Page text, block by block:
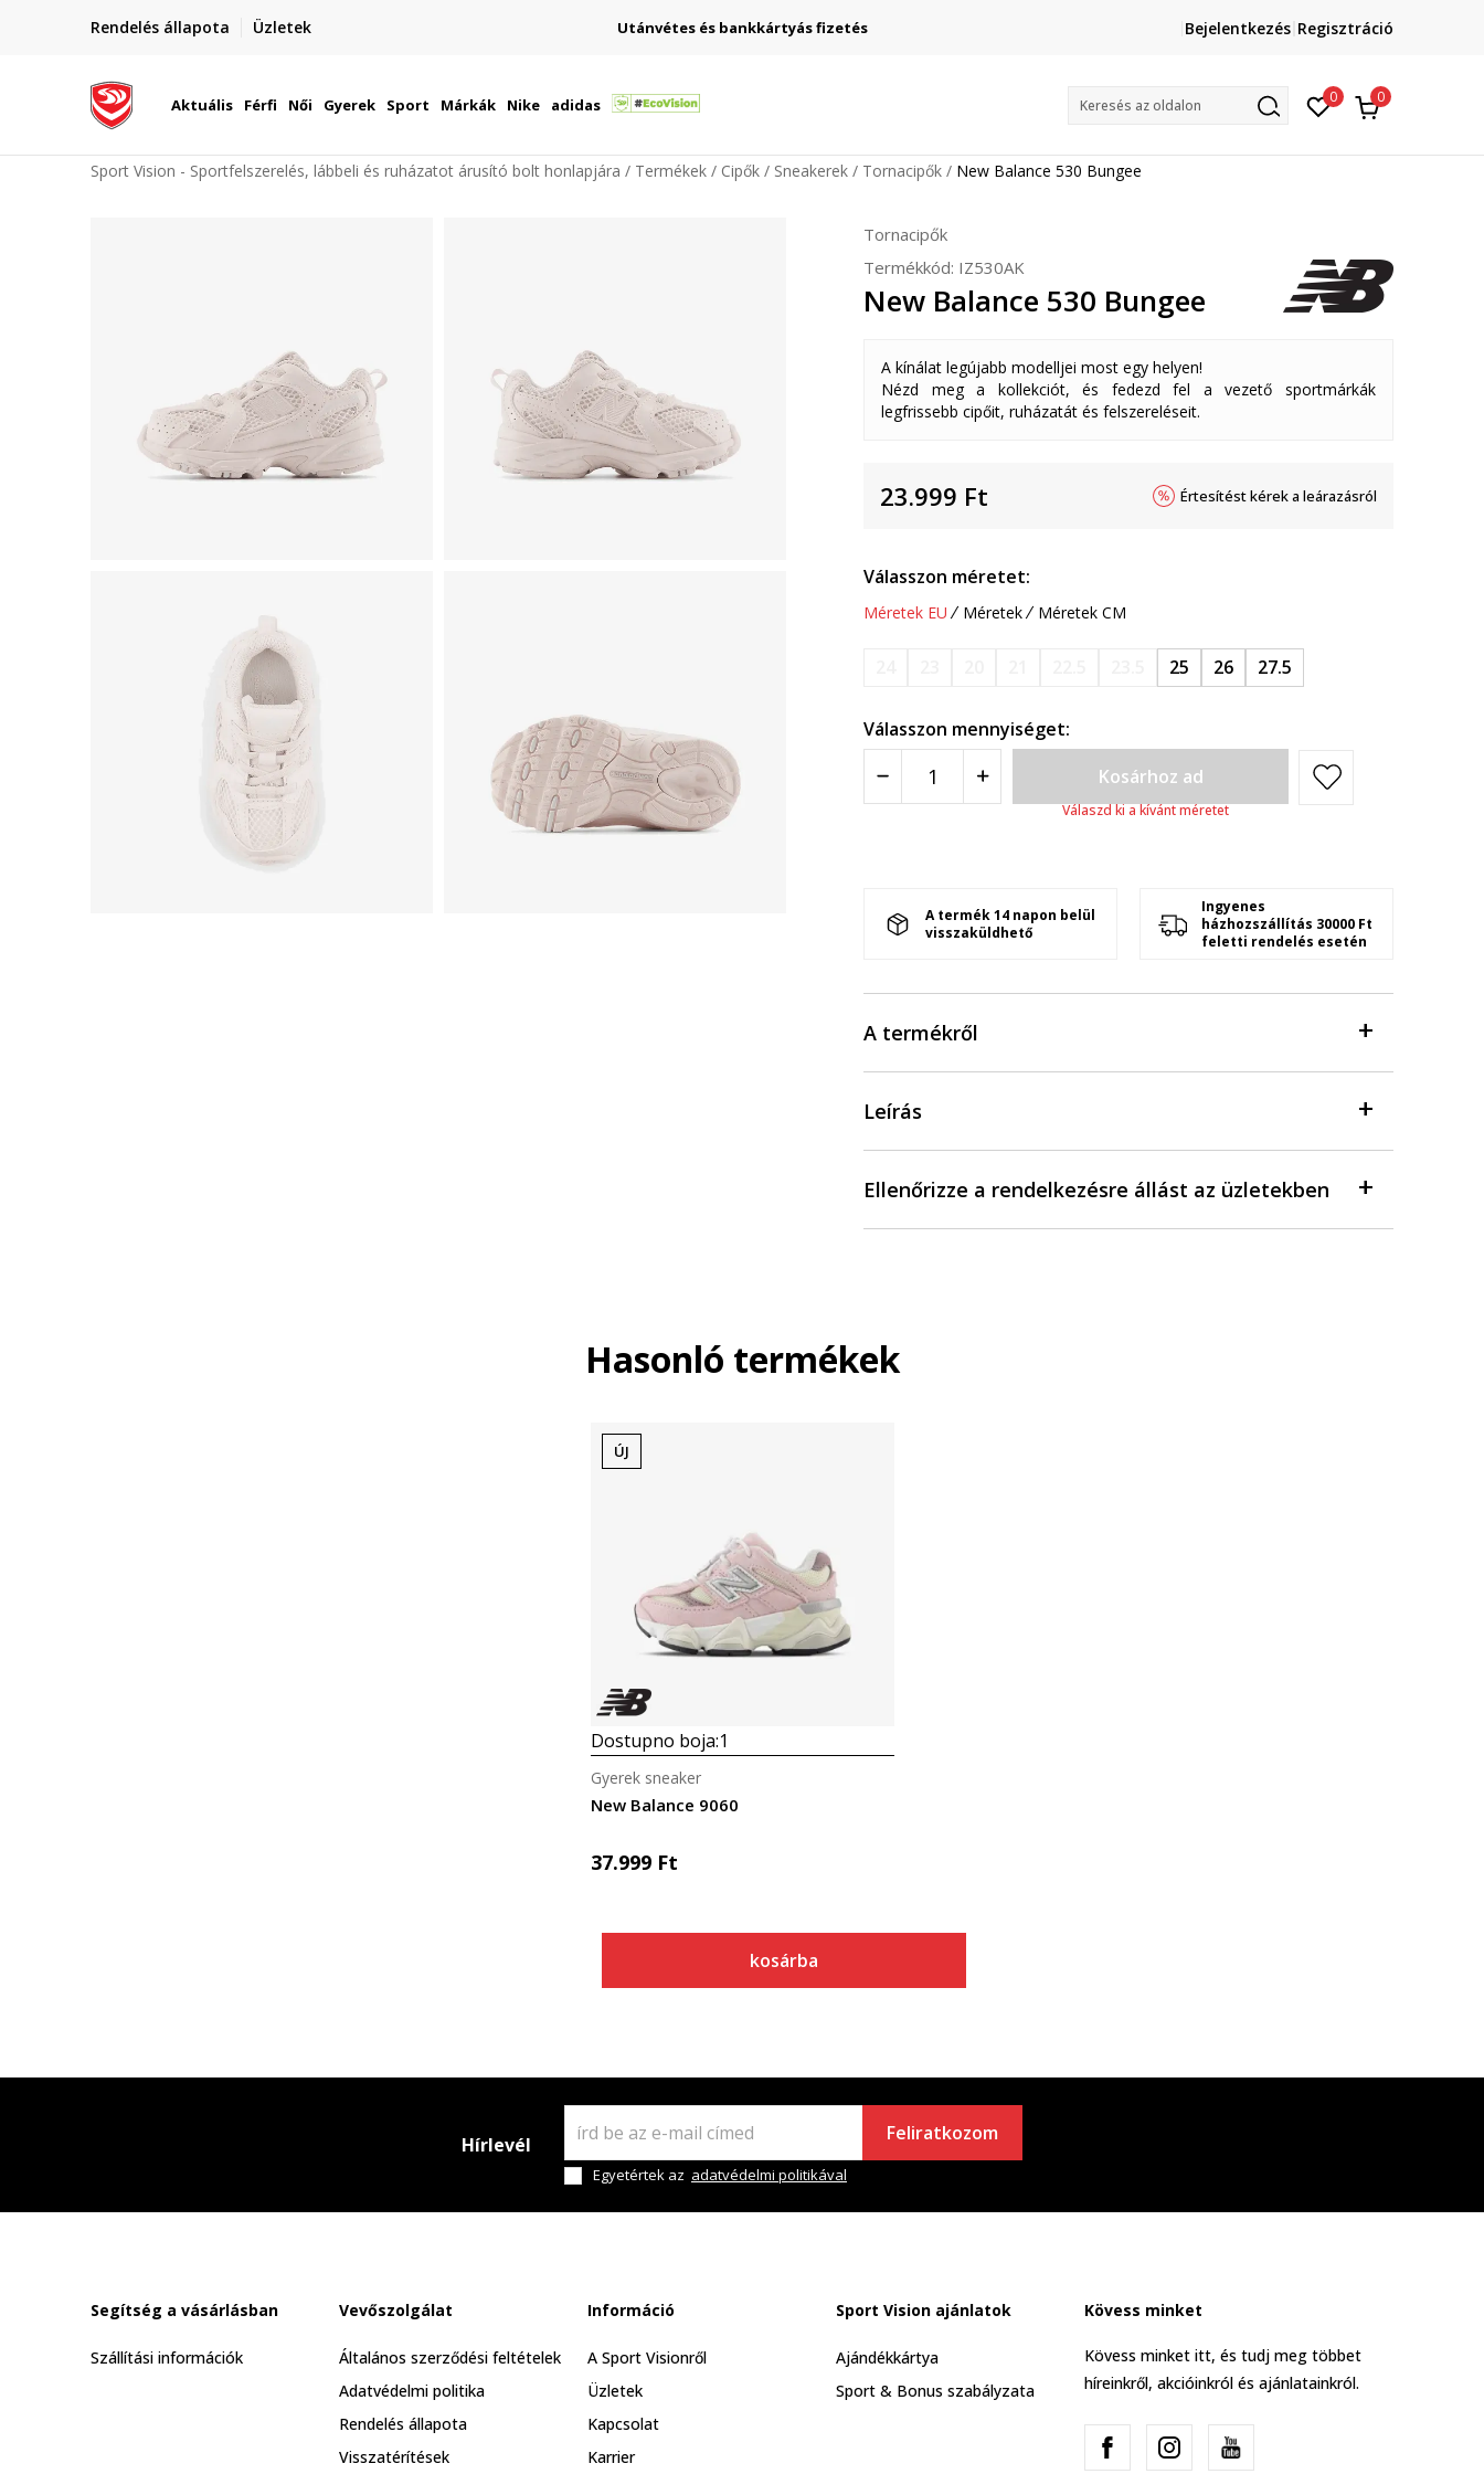
Rendelés állapota Üzletek
Szállítás Magyarország területén Utánvétes és bankkártyás fizetés
Lépj velünk kapcsolatba
online@sport-vision.huBejelentkezés Regisztráció
Aktuális Férfi Női Gyerek Sport Márkák Nike adidas Keresés az oldalon 0 0
Sport Vision - Sportfelszerelés, lábbeli és ruházatot árusító bolt honlapjára Termékek Cipők Sneakerek Tornacipők New Balance 530 Bungee
Tornacipők
Termékkód: IZ530AK
New Balance 530 Bungee
A kínálat legújabb modelljei most egy helyen!
Nézd meg a kollekciót, és fedezd fel a vezető sportmárkák
legfrissebb cipőit, ruházatát és felszereléseit.
23.999 Ft Értesítést kérek a leárazásról
Válasszon méretet:
Méretek EU Méretek Méretek CM
25 26 27.5
Válasszon mennyiséget:
Kosárhoz ad
Válaszd ki a kívánt méretet
A termék 14 napon belül
visszaküldhető
Ingyenes
házhozszállítás 30000 Ft
feletti rendelés esetén
A termékről
Leírás
Ellenőrizze a rendelkezésre állást az üzletekben
Hasonló termékek
ÚJ
Dostupno boja:1
New Balance 9060
Gyerek sneaker
37.999 Ft
kosárba
Hírlevél Feliratkozom
Egyetértek az adatvédelmi politikával
Segítség a vásárlásban
Szállítási információk
Vevőszolgálat
Általános szerződési feltételek
Adatvédelmi politika
Rendelés állapota
Visszatérítések
Információ
A Sport Visionről
Üzletek
Kapcsolat
Karrier
Sport Vision ajánlatok
Ajándékkártya
Sport & Bonus szabályzata
Kövess minket
Kövess minket itt, és tudj meg többet
híreinkről, akcióinkról és ajánlatainkról.